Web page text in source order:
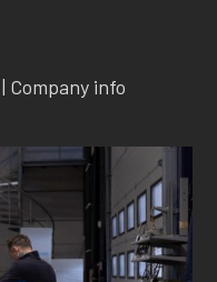
| Company info